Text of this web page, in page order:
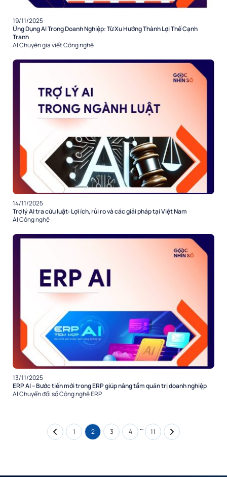
19/11/2025
Ứng Dụng AI Trong Doanh Nghiệp: Từ Xu Hướng Thành Lợi Thế Cạnh
Tranh
AIChuyên gia viếtCông nghệ
14/11/2025
Trợ lý AI tra cứu luật: Lợi ích, rủi ro và các giải pháp tại Việt Nam
AICông nghệ
13/11/2025
ERP AI – Bước tiến mới trong ERP giúp nâng tầm quản trị doanh nghiệp
AIChuyển đổi sốCông nghệERP
1 2 3 4 … 11